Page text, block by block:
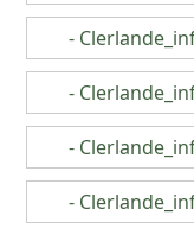
-
-
-
-